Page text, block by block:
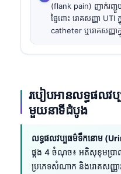
(flank pain) ញាក់រញ្ជួ
ផ្ទៃពោះ រោគសញ្ញា
catheter ឬរោគសញ្ញាក្
របៀបអានលទ្ធផលវ
មួយនាទីដំបូង
លទ្ធផលវប្បធម៌ទឹកនោម
ផ្គង 4 ចំណុច៖ អតិសុខុមប្រ
ប្រភេទសំណាក និងរោគសញ្ញា